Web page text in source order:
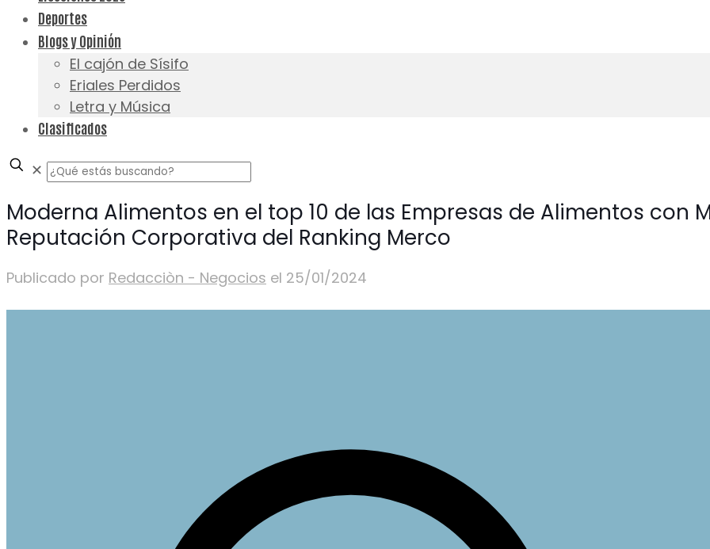
Deportes
Blogs y Opinión
El cajón de Sísifo
Eriales Perdidos
Letra y Música
Clasificados
✕
Moderna Alimentos en el top 10 de las Empresas de Alimentos con
Reputación Corporativa del Ranking Merco
Publicado por Redacciòn - Negocios el 25/01/2024